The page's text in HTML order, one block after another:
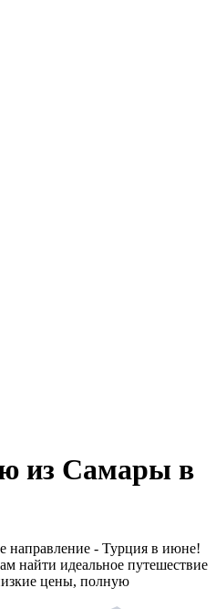
из Самары в
направление - Турция в июне!
найти идеальное путешествие
цены, полную